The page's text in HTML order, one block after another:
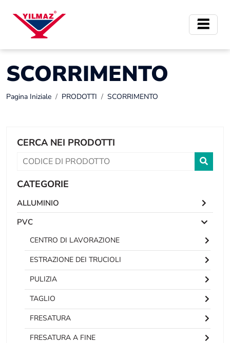
SCORRIMENTO
Pagina Iniziale PRODOTTI SCORRIMENTO
CERCA NEI PRODOTTI
CATEGORIE
ALLUMINIO
PVC
CENTRO DI LAVORAZIONE
ESTRAZIONE DEI TRUCIOLI
PULIZIA
TAGLIO
FRESATURA
FRESATURA A FINE